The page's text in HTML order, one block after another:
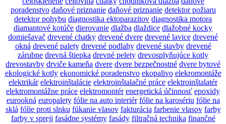
poradenstvo daňové priznanie daňové priznanie detektor požiaru
detektor pohybu diagnostika ektoparazitov diagnostika motora
diamantové kotúče dierovanie dlažba dlaždice dlažobné kocky
domiešavač drevené chatky drevené dvere drevené lavice drevené
okná drevené palety drevené podlahy drevené stavby drevené
zárubne drevná štiepka drevné pelety drevosplyňujúce kotly
drevostavby drviče kameňa dvere dvere bezpečnostné dvere bytové
ekologické kotly ekonomické poradenstvo ekopalivo elekromontáže
elektrikár elektroinštalácie elektroinštalačné práce elektroinštalatér
elektromontážne práce elektromontér energetická účinnosť epoxidy
eurookná europalety fólie na auto interiér fólie na karosériu fólie na
sklá fólie proti slnku fúkanie vlasov fakturácia farbenie vlasov farby
farby v spreji fasádne systémy fasády filtračná technika finančné